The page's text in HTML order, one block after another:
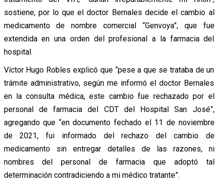
sostiene, por lo que el doctor Bernales decide el cambio al
medicamento de nombre comercial “Genvoya”, que fue
extendida en una orden del profesional a la farmacia del
hospital.
Víctor Hugo Robles explicó que “pese a que se trataba de un
trámite administrativo, según me informó el doctor Bernales
en la consulta médica, este cambio fue rechazado por el
personal de farmacia del CDT del Hospital San José”,
agregando que “en documento fechado el 11 de noviembre
de 2021, fui informado del rechazo del cambio de
medicamento sin entregar detalles de las razones, ni
nombres del personal de farmacia que adoptó tal
determinación contradiciendo a mi médico tratante”.